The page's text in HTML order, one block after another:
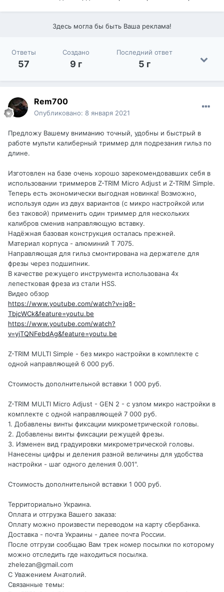
Здесь могла бы быть Ваша реклама!
Ответы
57
Создано
9 г
Последний ответ
5 г
Rem700
Опубликовано: 8 января 2021
Предложу Вашему вниманию точный, удобны и быстрый в
работе мульти калиберный триммер для подрезания гильз по
длине.
Изготовлен на базе очень хорошо зарекомендовавших себя в
использовании триммеров Z-TRIM Micro Adjust и Z-TRIM Simple.
Теперь есть экономически выгодная новинка! Возможно,
используя один из двух вариантов (с микро настройкой или
без таковой) применить один триммер для нескольких
калибров сменив направляющую вставку.
Надёжная базовая конструкция осталась прежней.
Материал корпуса - алюминий Т 7075.
Направляющая для гильз смонтирована на держателе для
фрезы через подшипник.
В качестве режущего инструмента использована 4х
лепестковая фреза из стали HSS.
Видео обзор
https://www.youtube.com/watch?v=jq8-
TbjcWCk&feature=youtu.be
https://www.youtube.com/watch?
v=yjTQNFebdAg&feature=youtu.be
Z-TRIM MULTI Simple - без микро настройки в комплекте с
одной направляющей 6 000 руб.
Стоимость дополнительной вставки 1 000 руб.
Z-TRIM MULTI Micro Adjust - GEN 2 - с узлом микро настройки в
комплекте с одной направляющей 7 000 руб.
1. Добавлены винты фиксации микрометрической головы.
2. Добавлены винты фиксации режущей фрезы.
3. Изменен вид градуировки микрометрической головы.
Нанесены цифры и деления разной величины для удобства
настройки - шаг одного деления 0.001".
Стоимость дополнительной вставки 1 000 руб.
Территориально Украина.
Оплата и отгрузка Вашего заказа:
Оплату можно произвести переводом на карту сбербанка.
Доставка - почта Украины - далее почта России.
После отгрузи сообщаю Вам трек номер посылки по которому
можно отследить где находиться посылка.
zhelezan@gmail.com
С Уважением Анатолий.
Связанные темы: